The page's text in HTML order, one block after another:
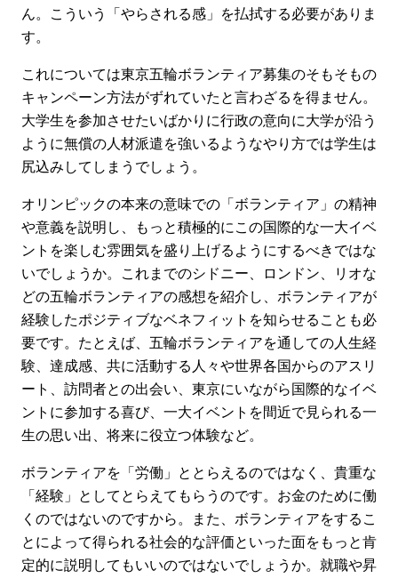
ん。こういう「やらされる感」を払拭する必要がありま
す。
これについては東京五輪ボランティア募集のそもそもの
キャンペーン方法がずれていたと言わざるを得ません。
大学生を参加させたいばかりに行政の意向に大学が沿う
ように無償の人材派遣を強いるようなやり方では学生は
尻込みしてしまうでしょう。
オリンピックの本来の意味での「ボランティア」の精神
や意義を説明し、もっと積極的にこの国際的な一大イベ
ントを楽しむ雰囲気を盛り上げるようにするべきではな
いでしょうか。これまでのシドニー、ロンドン、リオな
どの五輪ボランティアの感想を紹介し、ボランティアが
経験したポジティブなベネフィットを知らせることも必
要です。たとえば、五輪ボランティアを通しての人生経
験、達成感、共に活動する人々や世界各国からのアスリ
ート、訪問者との出会い、東京にいながら国際的なイベ
ントに参加する喜び、一大イベントを間近で見られる一
生の思い出、将来に役立つ体験など。
ボランティアを「労働」ととらえるのではなく、貴重な
「経験」としてとらえてもらうのです。お金のために働
くのではないのですから。また、ボランティアをするこ
とによって得られる社会的な評価といった面をもっと肯
定的に説明してもいいのではないでしょうか。就職や昇